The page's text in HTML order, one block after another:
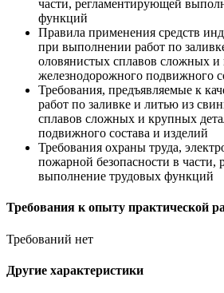
части, регламентирующей
функций
Правила применения средств
при выполнении работ по
оловянистых сплавов сложных и
железнодорожного подвижного
Требования, предъявляемые к
работ по заливке и литью из
сплавов сложных и крупных
подвижного состава и изделий
Требования охраны труда,
пожарной безопасности в части,
выполнение трудовых функций
Требования к опыту практической
Требований нет
Другие характеристики